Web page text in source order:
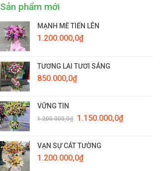
Sản phẩm mới
MẠNH MẼ TIẾN LÊN
1.200.000,0₫
TƯƠNG LAI TƯƠI SÁNG
850.000,0₫
VỮNG TIN
1.200.000,0₫
Giá
1.200.000,0₫.
1.150.000,0₫Giá
VẠN SỰ CÁT TƯỜNG
1.200.000,0₫